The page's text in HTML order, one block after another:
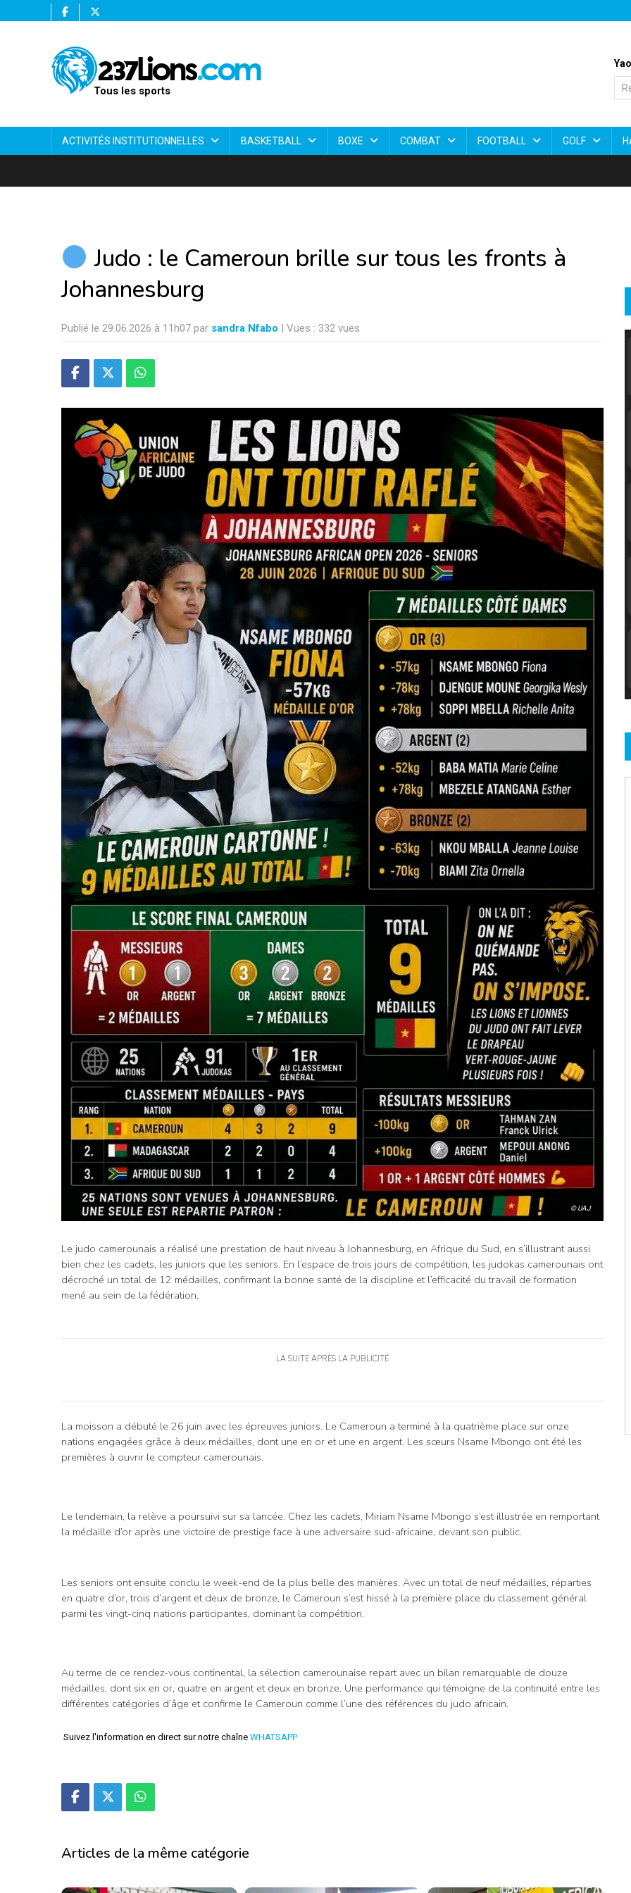
Tous les sports
ACTIVITÉS INSTITUTIONNELLES BASKETBALL BOXE COMBAT FOOTBALL GOLF
Judo : le Cameroun brille sur tous les fronts à
Johannesburg
Publié le 29.06.2026 à 11h07 par sandra Nfabo | Vues : 332 vues
© UAJ
Le judo camerounais a réalisé une prestation de haut niveau à Johannesburg, en Afrique du Sud, en s’illustrant aussi
bien chez les cadets, les juniors que les seniors. En l’espace de trois jours de compétition, les judokas camerounais ont
décroché un total de 12 médailles, confirmant la bonne santé de la discipline et l’efficacité du travail de formation
mené au sein de la fédération.
LA SUITE APRÈS LA PUBLICITÉ
La moisson a débuté le 26 juin avec les épreuves juniors. Le Cameroun a terminé à la quatrième place sur onze
nations engagées grâce à deux médailles, dont une en or et une en argent. Les sœurs Nsame Mbongo ont été les
premières à ouvrir le compteur camerounais.
Le lendemain, la relève a poursuivi sur sa lancée. Chez les cadets, Miriam Nsame Mbongo s’est illustrée en remportant
la médaille d’or après une victoire de prestige face à une adversaire sud-africaine, devant son public.
Les seniors ont ensuite conclu le week-end de la plus belle des manières. Avec un total de neuf médailles, réparties
en quatre d’or, trois d’argent et deux de bronze, le Cameroun s’est hissé à la première place du classement général
parmi les vingt-cinq nations participantes, dominant la compétition.
Au terme de ce rendez-vous continental, la sélection camerounaise repart avec un bilan remarquable de douze
médailles, dont six en or, quatre en argent et deux en bronze. Une performance qui témoigne de la continuité entre les
différentes catégories d’âge et confirme le Cameroun comme l’une des références du judo africain.
Suivez l'information en direct sur notre chaîne WHATSAPP
Articles de la même catégorie